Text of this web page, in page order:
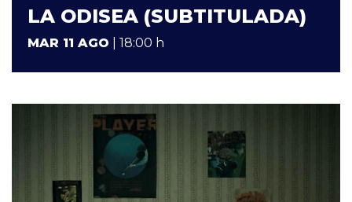
LA ODISEA (SUBTITULADA)
MAR 11 AGO | 18:00 h